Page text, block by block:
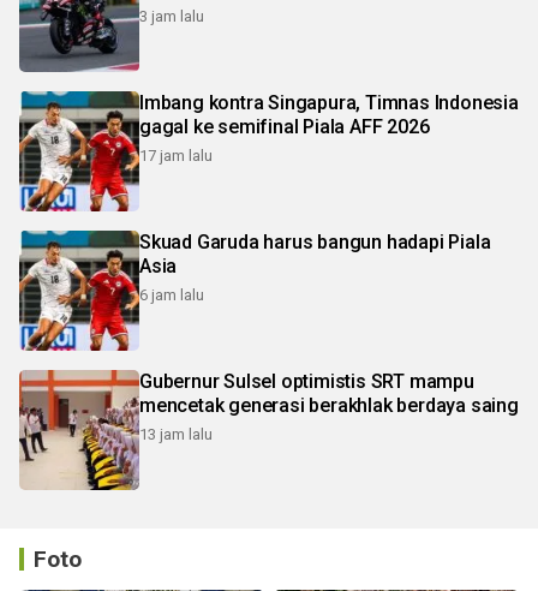
3 jam lalu
Imbang kontra Singapura, Timnas Indonesia
gagal ke semifinal Piala AFF 2026
17 jam lalu
Skuad Garuda harus bangun hadapi Piala
Asia
6 jam lalu
Gubernur Sulsel optimistis SRT mampu
mencetak generasi berakhlak berdaya saing
13 jam lalu
Foto